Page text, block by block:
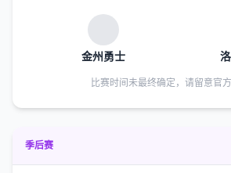
金州勇士
比赛时间未最终确定，请留意官方
季后赛